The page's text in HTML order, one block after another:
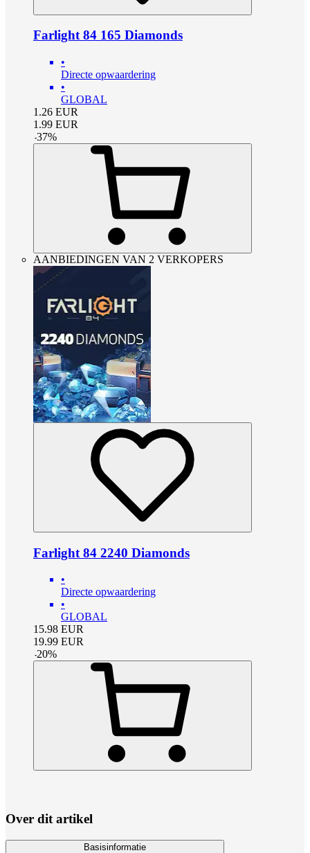
Farlight 84 165 Diamonds
•
Directe opwaardering
•
GLOBAL
1.26 EUR
1.99 EUR
-37%
AANBIEDINGEN VAN 2 VERKOPERS
Farlight 84 2240 Diamonds
•
Directe opwaardering
•
GLOBAL
15.98 EUR
19.99 EUR
-20%
Over dit artikel
Basisinformatie